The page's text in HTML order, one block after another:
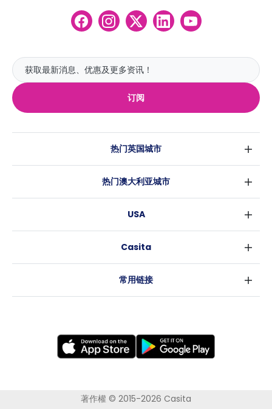
订阅
热门英国城市
伦敦
爱丁堡
利兹
考文垂
莱斯特
纽卡斯尔
热门澳大利亚城市
布里斯班
阿德莱德
USA
洛杉矶
Casita
常用链接
著作權 © 2015-2026 Casita